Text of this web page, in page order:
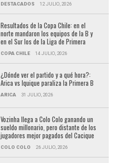
DESTACADOS 12 JULIO, 2026
Resultados de la Copa Chile: en el
norte mandaron los equipos de la B y
en el Sur los de la Liga de Primera
COPA CHILE 14 JULIO, 2026
¿Dónde ver el partido y a qué hora?:
Arica vs Iquique paraliza la Primera B
ARICA 31 JULIO, 2026
Vozinha llega a Colo Colo ganando un
sueldo millonario, pero distante de los
jugadores mejor pagados del Cacique
COLO COLO 26 JULIO, 2026